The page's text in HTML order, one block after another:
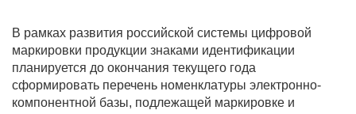
В рамках развития российской системы цифровой
маркировки продукции знаками идентификации
планируется до окончания текущего года
сформировать перечень номенклатуры электронно-
компонентной базы, подлежащей маркировке и